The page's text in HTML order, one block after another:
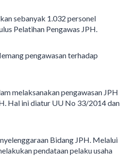
sebanyak 1.032 personel
Pelatihan Pengawas JPH.
pengawasan terhadap
melaksanakan pengawasan JPH
Hal ini diatur UU No 33/2014 dan
Bidang JPH. Melalui
pendataan pelaku usaha